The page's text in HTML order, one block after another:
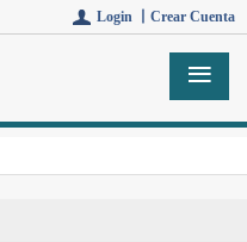
Login 丨 Crear Cuenta